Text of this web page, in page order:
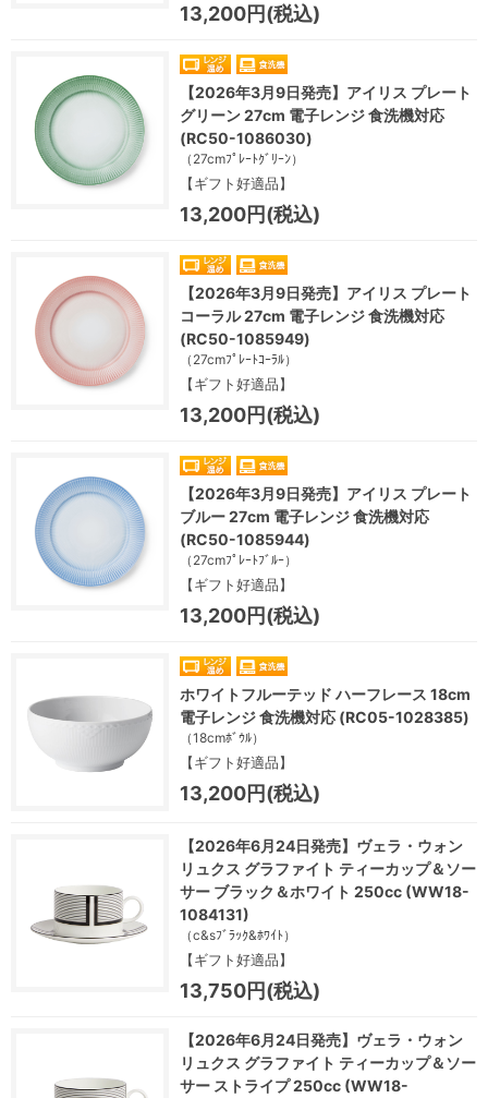
13,200円(税込)
【2026年3月9日発売】アイリス プレート
グリーン 27cm 電子レンジ 食洗機対応
(RC50-1086030)
（27cmﾌﾟﾚｰﾄｸﾞﾘｰﾝ）
【ギフト好適品】
13,200円(税込)
【2026年3月9日発売】アイリス プレート
コーラル 27cm 電子レンジ 食洗機対応
(RC50-1085949)
（27cmﾌﾟﾚｰﾄｺｰﾗﾙ）
【ギフト好適品】
13,200円(税込)
【2026年3月9日発売】アイリス プレート
ブルー 27cm 電子レンジ 食洗機対応
(RC50-1085944)
（27cmﾌﾟﾚｰﾄﾌﾞﾙｰ）
【ギフト好適品】
13,200円(税込)
ホワイトフルーテッド ハーフレース 18cm
電子レンジ 食洗機対応 (RC05-1028385)
（18cmﾎﾞｳﾙ）
【ギフト好適品】
13,200円(税込)
【2026年6月24日発売】ヴェラ・ウォン
リュクス グラファイト ティーカップ＆ソー
サー ブラック＆ホワイト 250cc (WW18-
1084131)
（c&sﾌﾞﾗｯｸ&ﾎﾜｲﾄ）
【ギフト好適品】
13,750円(税込)
【2026年6月24日発売】ヴェラ・ウォン
リュクス グラファイト ティーカップ＆ソー
サー ストライプ 250cc (WW18-